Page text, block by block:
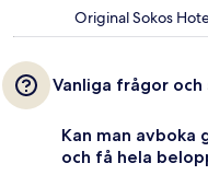
Original Sokos
Vanliga frågor och
Kan man avboka
och få hela